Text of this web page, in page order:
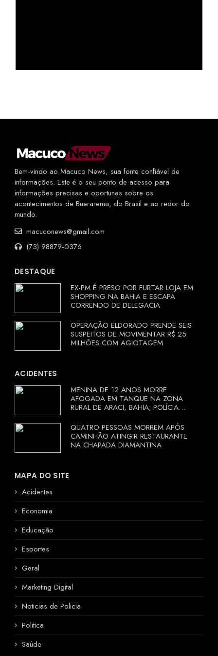
Bem-vindo ao Macuco News, sua fonte confiável de
informações. Este é o seu ponto de acesso para
informações precisas e oportunas sobre os
acontecimentos de Buerarema, do Brasil e ao redor do
mundo.
macuconews@gmail.com
(73) 98879-0376
DESTAQUE
EX-PM É PRESO POR FURTAR LOJA EM
SHOPPING NA BAHIA E ESCAPA
CORRENDO DE DELEGACIA
OPERAÇÃO ELDORADO PRENDE SEIS
SUSPEITOS DE MOVIMENTAR R$ 25
MILHÕES COM AGIOTAGEM
ACIDENTES
MENINA DE 12 ANOS MORRE
AFOGADA EM TANQUE NA ZONA
RURAL DE ARACI, BAHIA; POLÍCIA
QUATRO PESSOAS MORREM APÓS
CAMINHÃO ATINGIR RESTAURANTE
NA CHAPADA DIAMANTINA
MAPA DO SITE
Acidentes
Economia
Educação
Esportes
Geral
Marketing Digital
Noticias de Policia
Politica
Saúde